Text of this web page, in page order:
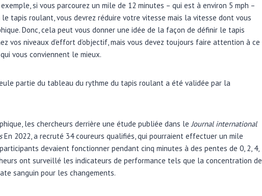
si vous parcourez un mile de 12 minutes – qui est à environ 5 mph –
tapis roulant, vous devrez réduire votre vitesse mais la vitesse dont vous
Donc, cela peut vous donner une idée de la façon de définir le tapis
vos niveaux d’effort d’objectif, mais vous devez toujours faire attention à ce
vous conviennent le mieux.
partie du tableau du rythme du tapis roulant a été validée par la
les chercheurs derrière une étude publiée dans leJournal international
En 2022, a recruté 34 coureurs qualifiés, qui pourraient effectuer un mile
devaient fonctionner pendant cinq minutes à des pentes de 0, 2, 4,
ont surveillé les indicateurs de performance tels que la concentration de
sanguin pour les changements.